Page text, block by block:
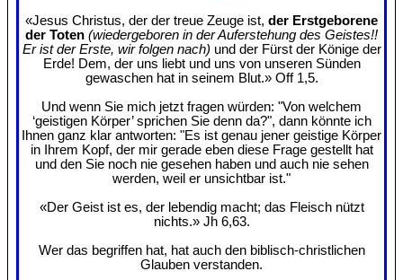
«Jesus Christus, der der treue Zeuge ist, der Erstgeborene
der Toten (wiedergeboren in der Auferstehung des Geistes!!
Er ist der Erste, wir folgen nach) und der Fürst der Könige der
Erde! Dem, der uns liebt und uns von unseren Sünden
gewaschen hat in seinem Blut.» Off 1,5.
Und wenn Sie mich jetzt fragen würden: "Von welchem
‘geistigen Körper’ sprichen Sie denn da?", dann könnte ich
Ihnen ganz klar antworten: "Es ist genau jener geistige Körper
in Ihrem Kopf, der mir gerade eben diese Frage gestellt hat
und den Sie noch nie gesehen haben und auch nie sehen
werden, weil er unsichtbar ist."
«Der Geist ist es, der lebendig macht; das Fleisch nützt
nichts.» Jh 6,63.
Wer das begriffen hat, hat auch den biblisch-christlichen
Glauben verstanden.